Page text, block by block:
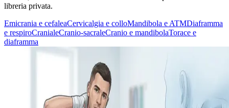
libreria privata.
Emicrania e cefaleaCervicalgia e colloMandibola e ATMDiaframma
e respiroCranialeCranio-sacraleCranio e mandibolaTorace e
diaframma